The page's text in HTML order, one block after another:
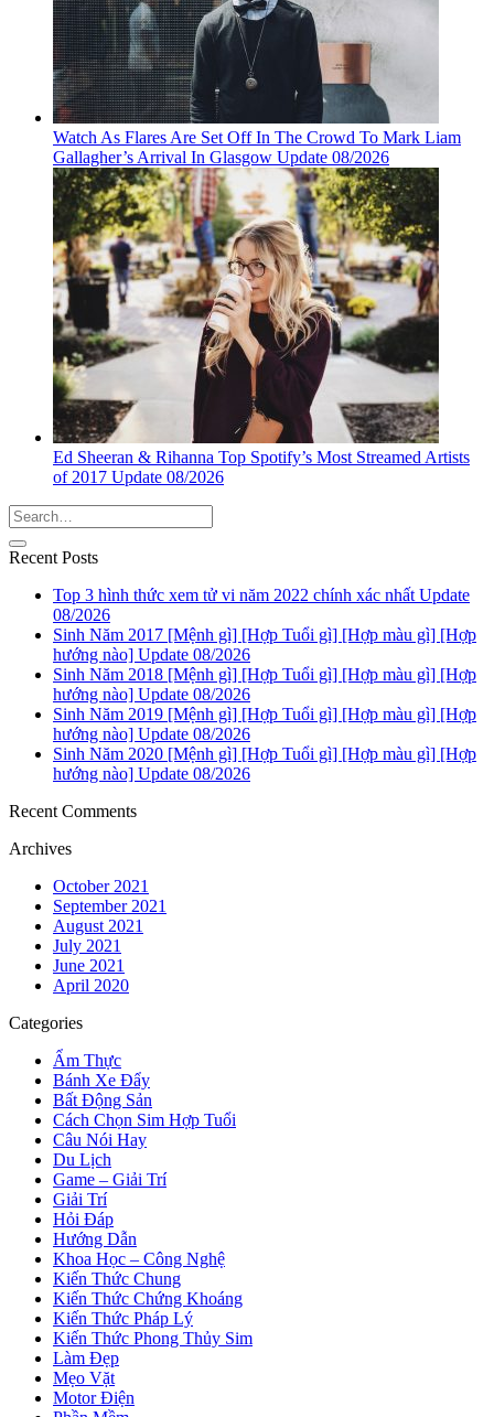
Watch As Flares Are Set Off In The Crowd To Mark Liam
Gallagher’s Arrival In Glasgow Update 08/2026
Ed Sheeran & Rihanna Top Spotify’s Most Streamed Artists
of 2017 Update 08/2026
Recent Posts
Top 3 hình thức xem tử vi năm 2022 chính xác nhất Update
08/2026
Sinh Năm 2017 [Mệnh gì] [Hợp Tuổi gì] [Hợp màu gì] [Hợp
hướng nào] Update 08/2026
Sinh Năm 2018 [Mệnh gì] [Hợp Tuổi gì] [Hợp màu gì] [Hợp
hướng nào] Update 08/2026
Sinh Năm 2019 [Mệnh gì] [Hợp Tuổi gì] [Hợp màu gì] [Hợp
hướng nào] Update 08/2026
Sinh Năm 2020 [Mệnh gì] [Hợp Tuổi gì] [Hợp màu gì] [Hợp
hướng nào] Update 08/2026
Recent Comments
Archives
October 2021
September 2021
August 2021
July 2021
June 2021
April 2020
Categories
Ẩm Thực
Bánh Xe Đẩy
Bất Động Sản
Cách Chọn Sim Hợp Tuổi
Câu Nói Hay
Du Lịch
Game – Giải Trí
Giải Trí
Hỏi Đáp
Hướng Dẫn
Khoa Học – Công Nghệ
Kiến Thức Chung
Kiến Thức Chứng Khoáng
Kiến Thức Pháp Lý
Kiến Thức Phong Thủy Sim
Làm Đẹp
Mẹo Vặt
Motor Điện